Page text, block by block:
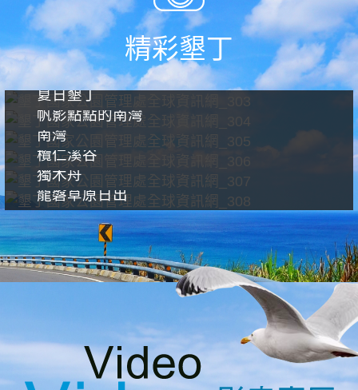
精彩墾丁
夏日墾丁
帆影點點的南灣
南灣
欖仁溪谷
獨木舟
龍磐草原日出